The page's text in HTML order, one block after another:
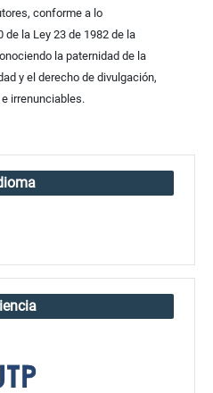
conforme a lo
la Ley 23 de 1982 de la
la paternidad de la
y el derecho de divulgación,
irrenunciables.